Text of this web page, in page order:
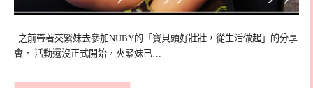
之前帶著夾緊妹去參加NUBY的「寶貝頭好壯壯，從生活做起」的分享
會， 活動還沒正式開始，夾緊妹已…